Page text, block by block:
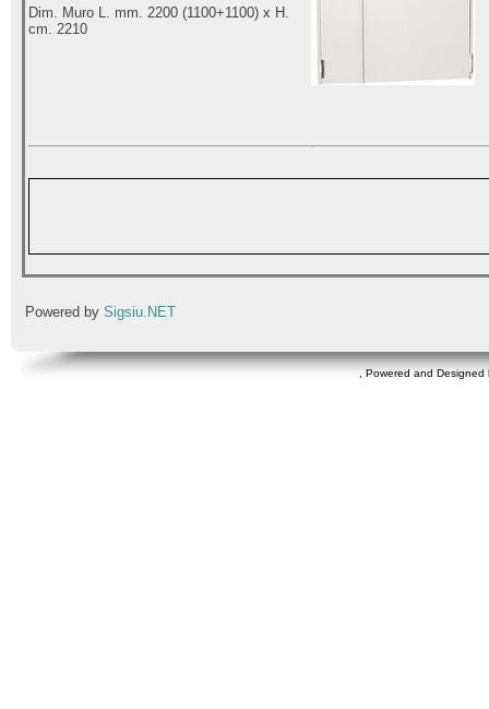
Dim. Muro L. mm. 2200 (1100+1100) x H.
cm. 2210
Powered by Sigsiu.NET
, Powered and